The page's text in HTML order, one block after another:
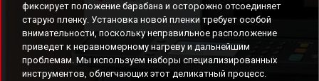
фиксирует положение барабана и осторожно отсоединяет
старую пленку. Установка новой пленки требует особой
внимательности, поскольку неправильное расположение
приведет к неравномерному нагреву и дальнейшим
проблемам. Мы используем наборы специализированных
инструментов, облегчающих этот деликатный процесс.